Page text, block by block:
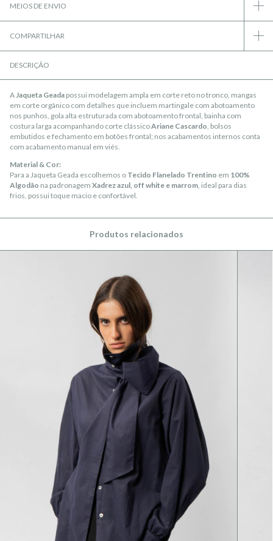
MEIOS DE ENVIO
COMPARTILHAR
DESCRIÇÃO
A Jaqueta Geada possui modelagem ampla em corte reto no tronco, mangas
em corte orgânico com detalhes que incluem martingale com abotoamento
nos punhos, gola alta estruturada com abotoamento frontal, bainha com
costura larga acompanhando corte clássicoAriane Cascardo , bolsos
embutidos e fechamento em botões frontal; nos acabamentos internos conta
com acabamento manual em viés.
Material & Cor:
Para a Jaqueta Geada escolhemos o Tecido Flanelado Trentino em 100%
Algodão na padronagem Xadrez azul, off white e marrom , ideal para dias
frios, possui toque macio e confortável.
Produtos relacionados